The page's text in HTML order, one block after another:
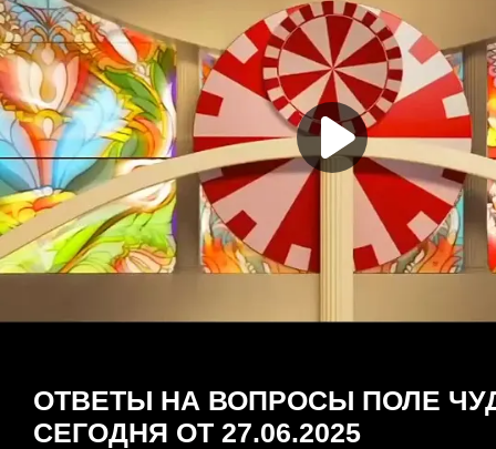
ОТВЕТЫ НА ВОПРОСЫ ПОЛЕ
СЕГОДНЯ ОТ 27.06.2025